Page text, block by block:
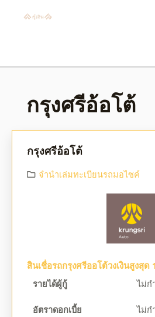
กรุงศรีอ้อโต้
กรุงศรีอ้อโต้
จํานําเล่มทะเบียนรถมอไซค์
สินเชื่อรถกรุงศรีออโต้วงเงินสูงสุด
รายได้ผู้กู้ ไม่ก
อัตราดอกเบี้ย
ไม่ก